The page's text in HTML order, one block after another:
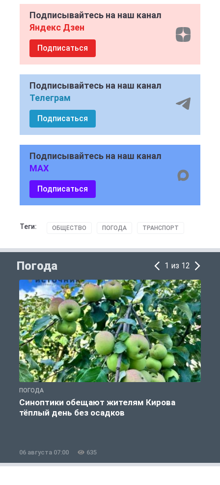
Подписывайтесь на наш канал
Яндекс Дзен
Подписаться
Подписывайтесь на наш канал
Телеграм
Подписаться
Подписывайтесь на наш канал
MAX
Подписаться
Теги: ОБЩЕСТВО ПОГОДА ТРАНСПОРТ
Погода 1 из 12
ПОГОДА
Синоптики обещают жителям Кирова
тёплый день без осадков
06 августа 07:00 635